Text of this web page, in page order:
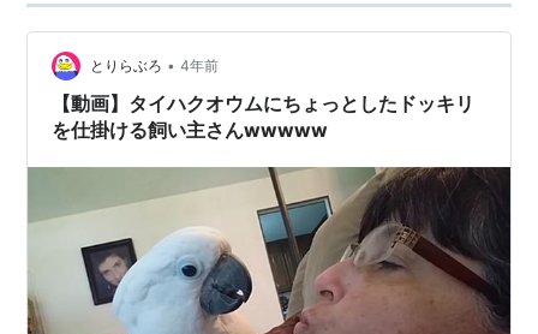
とりらぶろ • 4年前
【動画】タイハクオウムにちょっとしたドッキリ
を仕掛ける飼い主さんwwwww